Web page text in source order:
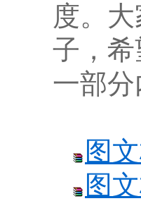
度。
子，
一部分
图
图